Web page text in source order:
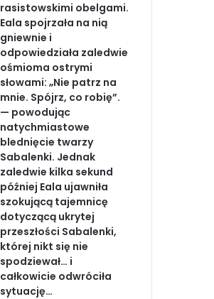
rasistowskimi obelgami.
Eala spojrzała na nią
gniewnie i
odpowiedziała zaledwie
ośmioma ostrymi
słowami: „Nie patrz na
mnie. Spójrz, co robię”.
— powodując
natychmiastowe
blednięcie twarzy
Sabalenki. Jednak
zaledwie kilka sekund
później Eala ujawniła
szokującą tajemnicę
dotyczącą ukrytej
przeszłości Sabalenki,
której nikt się nie
spodziewał… i
całkowicie odwróciła
sytuację…